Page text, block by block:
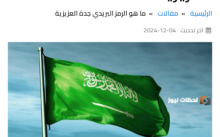
الرئيسية مقالات ما هو الرمز البريدي جدة العزيزية
اخر تحديث : 04-12-2024